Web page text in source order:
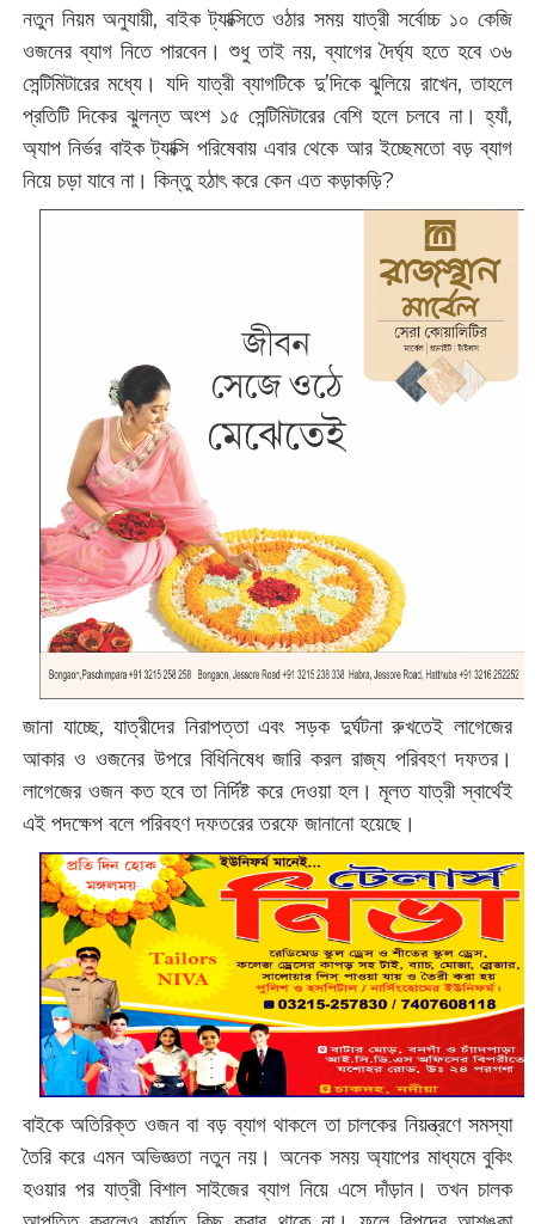
নতুন নিয়ম অনুযায়ী, বাইক ট্যাক্সিতে ওঠার সময় যাত্রী সর্বোচ্চ ১০ কেজি
ওজনের ব্যাগ নিতে পারবেন। শুধু তাই নয়, ব্যাগের দৈর্ঘ্য হতে হবে ৩৬
সেন্টিমিটারের মধ্যে। যদি যাত্রী ব্যাগটিকে দু’দিকে ঝুলিয়ে রাখেন, তাহলে
প্রতিটি দিকের ঝুলন্ত অংশ ১৫ সেন্টিমিটারের বেশি হলে চলবে না। হ্যাঁ,
অ্যাপ নির্ভর বাইক ট্যাক্সি পরিষেবায় এবার থেকে আর ইচ্ছেমতো বড় ব্যাগ
নিয়ে চড়া যাবে না। কিন্তু হঠাৎ করে কেন এত কড়াকড়ি?
জানা যাচ্ছে, যাত্রীদের নিরাপত্তা এবং সড়ক দুর্ঘটনা রুখতেই লাগেজের
আকার ও ওজনের উপরে বিধিনিষেধ জারি করল রাজ্য পরিবহণ দফতর।
লাগেজের ওজন কত হবে তা নির্দিষ্ট করে দেওয়া হল। মূলত যাত্রী স্বার্থেই
এই পদক্ষেপ বলে পরিবহণ দফতরের তরফে জানানো হয়েছে।
বাইকে অতিরিক্ত ওজন বা বড় ব্যাগ থাকলে তা চালকের নিয়ন্ত্রণে সমস্যা
তৈরি করে এমন অভিজ্ঞতা নতুন নয়। অনেক সময় অ্যাপের মাধ্যমে বুকিং
হওয়ার পর যাত্রী বিশাল সাইজের ব্যাগ নিয়ে এসে দাঁড়ান। তখন চালক